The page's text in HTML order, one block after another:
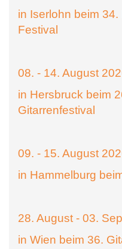
in Iserlohn beim
Festival
08. - 14. August
in Hersbruck beim
Gitarrenfestival
09. - 15. August
in Hammelburg
28. August - 03.
in Wien beim 36.